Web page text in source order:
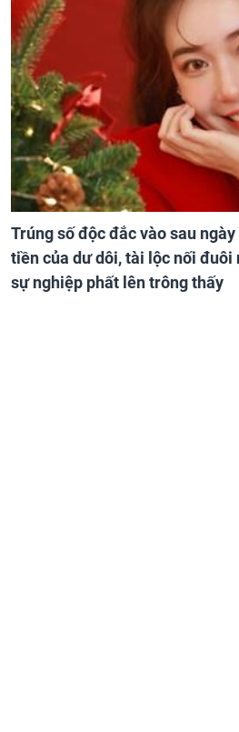
Trúng số độc đắc vào sau
tiền của dư dôi, tài lộc nối đuôi
sự nghiệp phất lên trông thấy